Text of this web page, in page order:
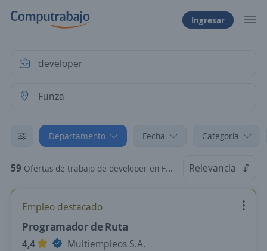
Ingresar
Departamento Fecha Categoría
59 Ofertas de trabajo de developer en Funza, Cundinamarca Relevancia
Empleo destacado
Programador de Ruta
4,4
Multiempleos S.A.